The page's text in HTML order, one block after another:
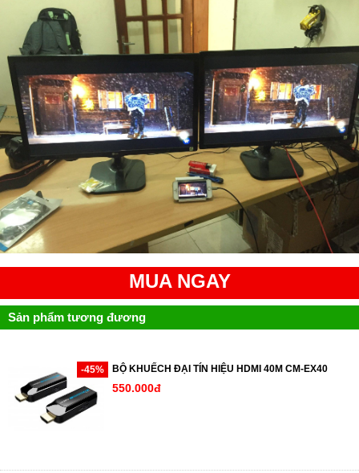
MUA NGAY
Sản phẩm tương đương
-45% BỘ KHUẾCH ĐẠI TÍN HIỆU HDMI 40M CM-EX40
550.000đ